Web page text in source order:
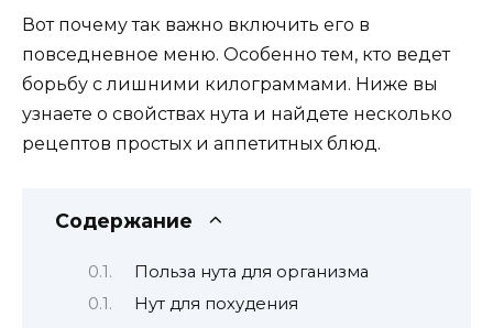
Вот почему так важно включить его в
повседневное меню. Особенно тем, кто ведет
борьбу с лишними килограммами. Ниже вы
узнаете о свойствах нута и найдете несколько
рецептов простых и аппетитных блюд.
Содержание
Польза нута для организма
Нут для похудения